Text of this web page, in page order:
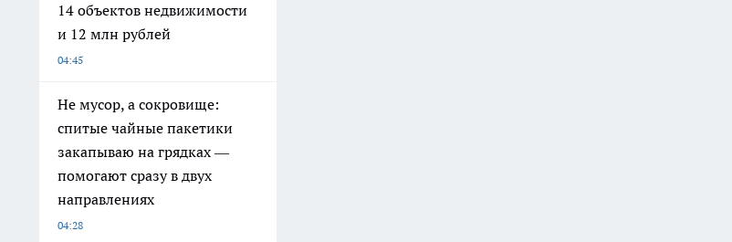
14 объектов недвижимости
и 12 млн рублей
04:45
Не мусор, а сокровище:
спитые чайные пакетики
закапываю на грядках —
помогают сразу в двух
направлениях
04:28